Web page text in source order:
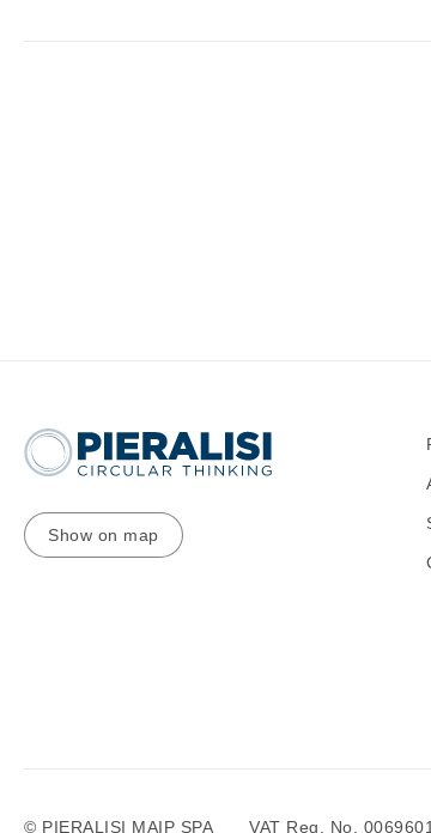
Show on map
© PIERALISI MAIP SPA VAT Reg. No.